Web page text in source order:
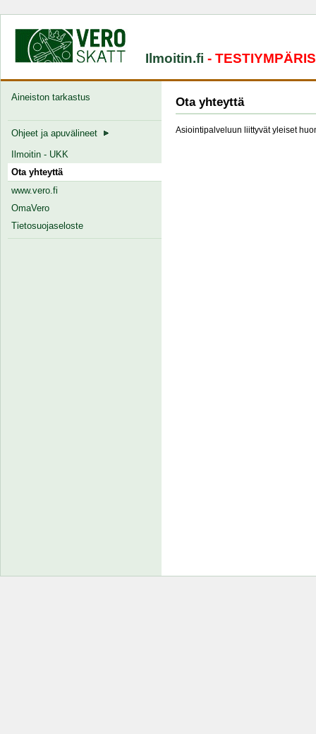
Ilmoitin.fi -
Aineiston tarkastus
Ohjeet ja apuvälineet
Ilmoitin - UKK
Ota yhteyttä
www.vero.fi
OmaVero
Tietosuojaseloste
Ota yhteyttä
Asiointipalveluun liittyvät yleiset